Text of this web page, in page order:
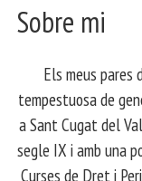
Sobre mi
Els meus pares
tempestuosa de
a Sant Cugat del
segle IX i amb una
Curses de Dret i